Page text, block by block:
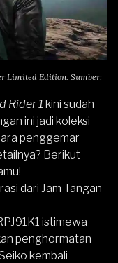
Limited Edition. Sumber:
Rider 1 kini sudah
ini jadi koleksi
penggemar
Berikut
dari Jam Tangan
istimewa
penghormatan
kembali